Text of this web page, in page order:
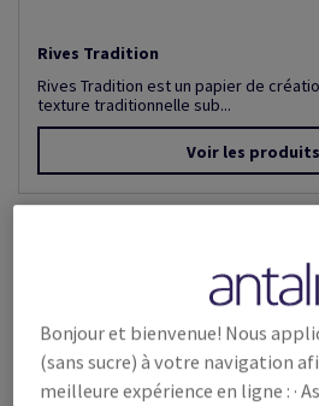
Rives Tradition
Rives Tradition est un papier de
texture traditionnelle sub...
Voir les produits
Bonjour et bienvenue! Nous
(sans sucre) à votre navigation
meilleure expérience en ligne : ·